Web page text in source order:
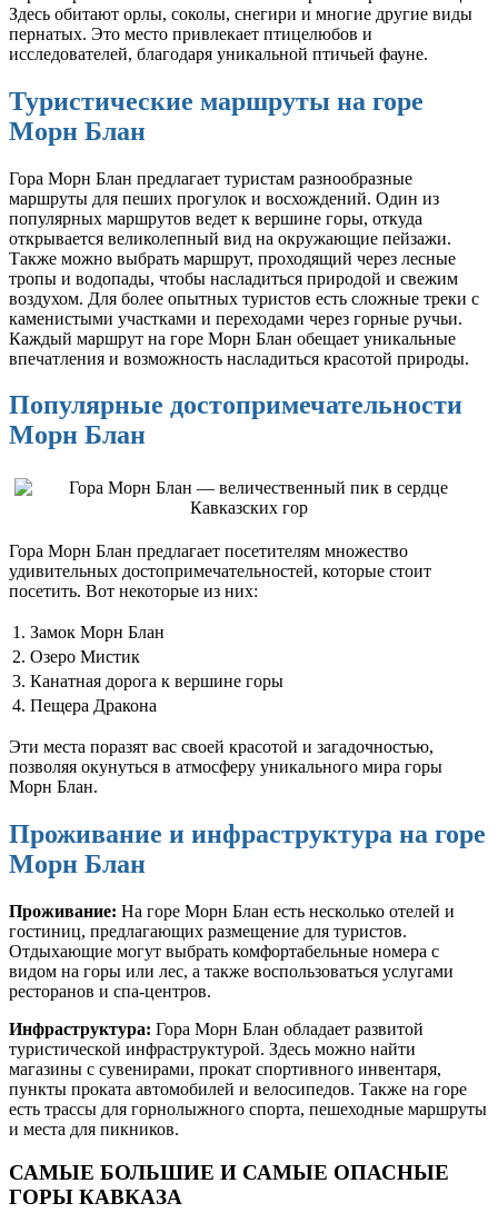
Здесь обитают орлы, соколы, снегири и многие другие виды
пернатых. Это место привлекает птицелюбов и
исследователей, благодаря уникальной птичьей фауне.
Туристические маршруты на горе
Морн Блан
Гора Морн Блан предлагает туристам разнообразные
маршруты для пеших прогулок и восхождений. Один из
популярных маршрутов ведет к вершине горы, откуда
открывается великолепный вид на окружающие пейзажи.
Также можно выбрать маршрут, проходящий через лесные
тропы и водопады, чтобы насладиться природой и свежим
воздухом. Для более опытных туристов есть сложные треки с
каменистыми участками и переходами через горные ручьи.
Каждый маршрут на горе Морн Блан обещает уникальные
впечатления и возможность насладиться красотой природы.
Популярные достопримечательности
Морн Блан
Гора Морн Блан предлагает посетителям множество
удивительных достопримечательностей, которые стоит
посетить. Вот некоторые из них:
1. Замок Морн Блан
2. Озеро Мистик
3. Канатная дорога к вершине горы
4. Пещера Дракона
Эти места поразят вас своей красотой и загадочностью,
позволяя окунуться в атмосферу уникального мира горы
Морн Блан.
Проживание и инфраструктура на горе
Морн Блан
Проживание: На горе Морн Блан есть несколько отелей и
гостиниц, предлагающих размещение для туристов.
Отдыхающие могут выбрать комфортабельные номера с
видом на горы или лес, а также воспользоваться услугами
ресторанов и спа-центров.
Инфраструктура: Гора Морн Блан обладает развитой
туристической инфраструктурой. Здесь можно найти
магазины с сувенирами, прокат спортивного инвентаря,
пункты проката автомобилей и велосипедов. Также на горе
есть трассы для горнолыжного спорта, пешеходные маршруты
и места для пикников.
САМЫЕ БОЛЬШИЕ И САМЫЕ ОПАСНЫЕ
ГОРЫ КАВКАЗА